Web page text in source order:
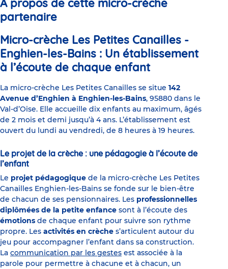
À propos de cette micro-crèche
partenaire
Micro-crèche Les Petites Canailles -
Enghien-les-Bains : Un établissement
à l’écoute de chaque enfant
La micro-crèche Les Petites Canailles se situe 142
Avenue d’Enghien à Enghien-les-Bains, 95880 dans le
Val-d’Oise. Elle accueille dix enfants au maximum, âgés
de 2 mois et demi jusqu’à 4 ans. L’établissement est
ouvert du lundi au vendredi, de 8 heures à 19 heures.
Le projet de la crèche : une pédagogie à l’écoute de
l’enfant
Le projet pédagogique de la micro-crèche Les Petites
Canailles Enghien-les-Bains se fonde sur le bien-être
de chacun de ses pensionnaires. Les professionnelles
diplômées de la petite enfance sont à l’écoute des
émotions de chaque enfant pour suivre son rythme
propre. Les activités en crèche s’articulent autour du
jeu pour accompagner l’enfant dans sa construction.
La communication par les gestes est associée à la
parole pour permettre à chacune et à chacun, un